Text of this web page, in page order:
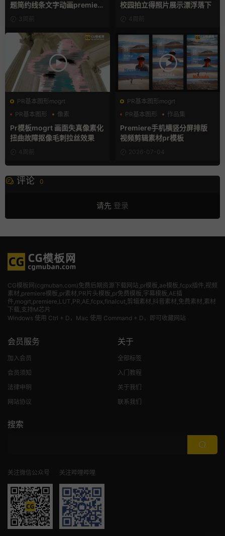
题简约线条文字动画premiere
模板3周前
校园拍立得照片展示漂浮落下
4周前
PR基本图形mogrt
PR基本图形
像素
故障特效
Pr模板mogrt 画面失真像素化
扭曲故障抠像毛刺拉丝效果
4周前
PR基本图形mogrt
PR基本图形
作品集
Premiere手机横竖分屏排版
视频剪辑素材pr模板
2026-07-04
评论 0
请先 登录
CG模板网(cgmuban.com)免费后期资源下载网站,pr模板,ae模板,fcpx插件,视频
素材 ,premiere模板,pr素材,PR片头模板,pr免费模板,字幕模板,AE插
件,mogrt,premiere,LUT,PR,AE,fcpx,finalcut,剪辑素材,抖音素材,免费素材,素材
下载,支持M芯片
Windows 使用 Ctrl + D，Mac 使用 Command + D，即可收藏网站
会员服务
加入会员
会员须知
法律申明
网站协议
关于
全部标签
入门教程
关于我们
联系我们
搜索
关注微信公众号 关注哔哩哔哩